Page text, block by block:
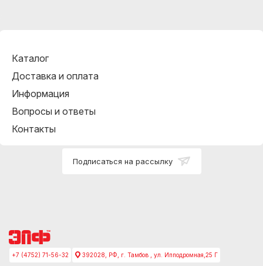
Каталог
Доставка и оплата
Информация
Вопросы и ответы
Контакты
Подписаться на рассылку
+7 (4752) 71-56-32 392028, РФ, г. Тамбов , ул. Ипподромная,25 Г